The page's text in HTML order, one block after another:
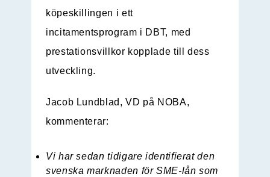
köpeskillingen i ett
incitamentsprogram i DBT, med
prestationsvillkor kopplade till dess
utveckling.
Jacob Lundblad, VD på NOBA,
kommenterar:
Vi har sedan tidigare identifierat den
svenska marknaden för SME-lån som